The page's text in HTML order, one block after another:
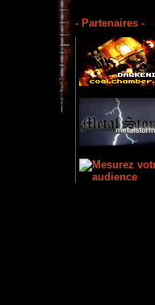
- Partenaires -